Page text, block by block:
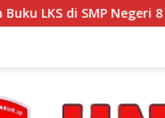
Krui, Wali Murid